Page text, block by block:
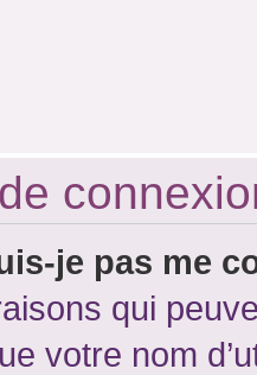
je pas me
qui
votre nom